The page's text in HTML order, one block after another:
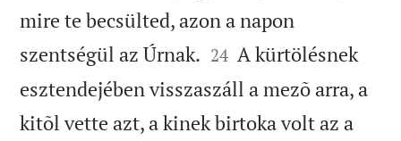
mire te becsülted, azon a napon
szentségül az Úrnak. 

24 A kürtölésnek
esztendejében visszaszáll a mezõ arra, a
kitõl vette azt, a kinek birtoka volt az a